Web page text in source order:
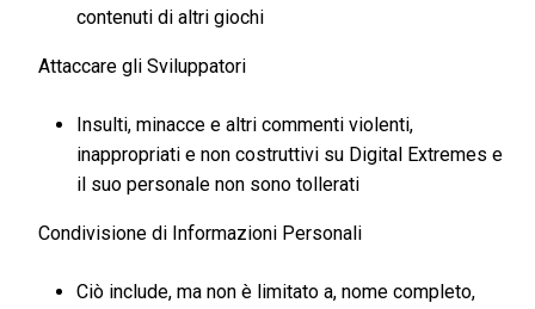
contenuti di altri giochi
Attaccare gli Sviluppatori
Insulti, minacce e altri commenti violenti,
inappropriati e non costruttivi su Digital Extremes e
il suo personale non sono tollerati
Condivisione di Informazioni Personali
Ciò include, ma non è limitato a, nome completo,